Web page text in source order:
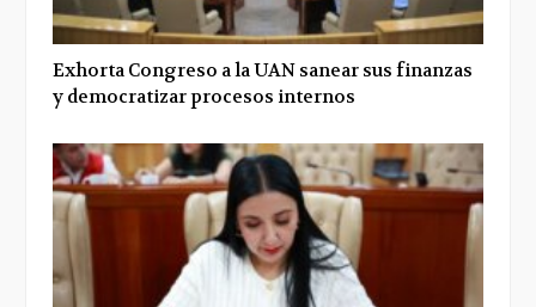
Exhorta Congreso a la UAN sanear sus finanzas
y democratizar procesos internos